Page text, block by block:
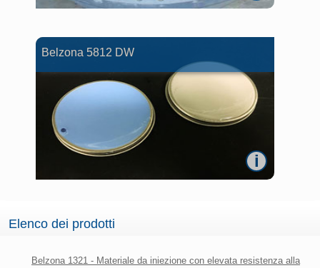
Belzona 5812 DW
i
Elenco dei prodotti
Belzona 1321 - Materiale da iniezione con elevata resistenza alla